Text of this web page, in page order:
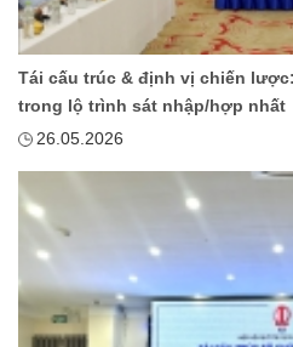
Tái cấu trúc & định vị chiến
trong lộ trình sát nhập/hợp nhất
26.05.2026